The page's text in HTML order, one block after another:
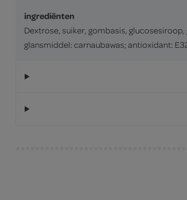
ingrediënten
Dextrose, suiker, gombasis,
glansmiddel: carnaubawas; antioxidant: